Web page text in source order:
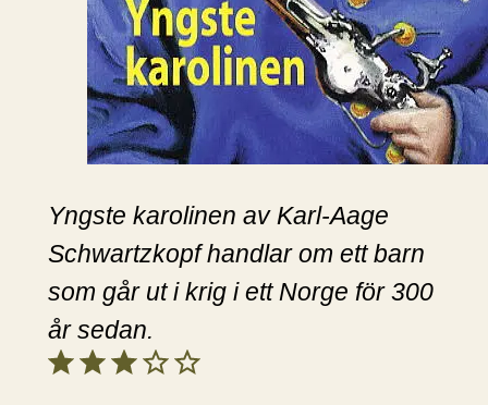
Yngste karolinen av Karl-Aage
Schwartzkopf handlar om ett barn
som går ut i krig i ett Norge för 300
år sedan.